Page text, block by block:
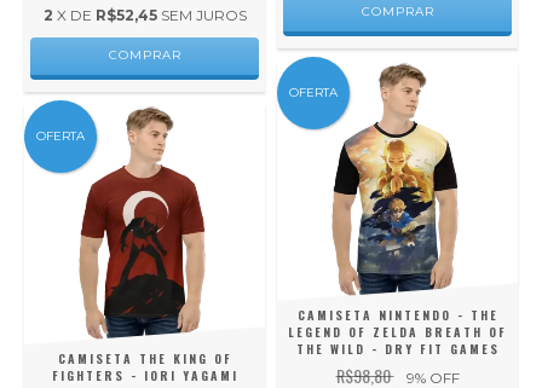
2 X DE R$52,45 SEM JUROS
COMPRAR
COMPRAR
OFERTA
CAMISETA THE KING OF
FIGHTERS - IORI YAGAMI
OFERTA
CAMISETA NINTENDO - THE
LEGEND OF ZELDA BREATH OF
THE WILD - DRY FIT GAMES
R$98,80 9% OFF